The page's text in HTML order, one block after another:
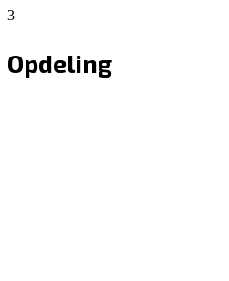
3
Opdeling